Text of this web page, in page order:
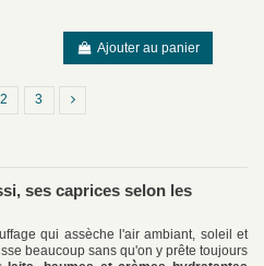
Ajouter au panier
2 3
ses caprices selon les
qui assèche l'air ambiant, soleil et
beaucoup sans qu'on y prête toujours